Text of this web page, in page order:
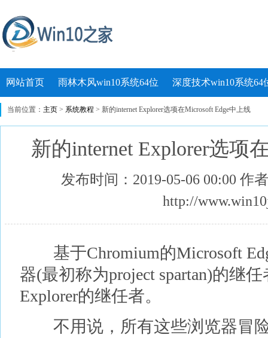
网站首页 雨林木风win10系统64位 深度技术win10系统64
当前位置： 主页 > 系统教程 > 新的internet Explorer选项在Microsoft Edge中上线
新的internet Explorer选项
发布时间：2019-05-06 00:00 作
http://
基于Chromium的Microsoft
器(最初称为project spartan)的继
Explorer的继任者。
不用说，所有这些浏览器冒险